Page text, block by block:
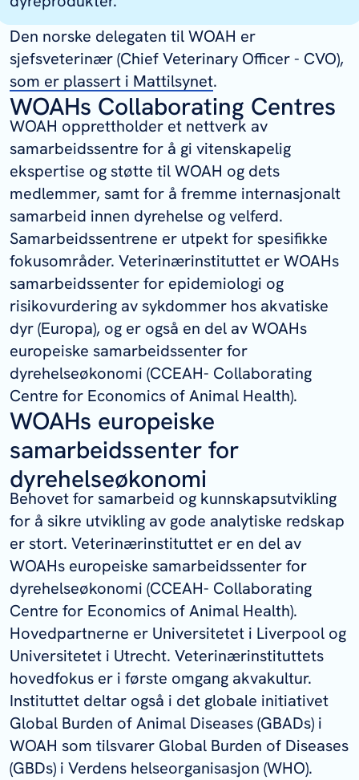
Samarbeid med WorldFish
fiskehelse, epidemiologi og
helseøkonomi i Afrika sør for Sahara
og Sør-Asia.Les mer her.
Aquatiq Animal Health (AHA)er et
prosjekt finansiert av Norad som skal
bidra til bærekraftig havbruksutvikling
i Afrika.Les mer her
Samarbeid med Food and Agriculture
Organization(FAO) for å utvikle et
konsept for Progressive Management
Pathway for Aquaculture Biosecurity.
Les mer her.
Ledelse av arbeidsgruppen tilG.
Salaris fra NASCO(North Atlantic
Salmon Conservation Organization).
Les mer her.
Den norske delegaten til WOAH er
sjefsveterinær (Chief Veterinary Officer - CVO),
som er plassert i Mattilsynet.
WOAHs Collaborating Centres
WOAH opprettholder et nettverk av
samarbeidssentre for å gi vitenskapelig
ekspertise og støtte til WOAH og dets
medlemmer, samt for å fremme internasjonalt
samarbeid innen dyrehelse og velferd.
Samarbeidssentrene er utpekt for spesifikke
fokusområder. Veterinærinstituttet er WOAHs
samarbeidssenter for epidemiologi og
risikovurdering av sykdommer hos akvatiske
dyr (Europa), og er også en del av WOAHs
europeiske samarbeidssenter for
dyrehelseøkonomi (CCEAH- Collaborating
Centre for Economics of Animal Health).
WOAHs europeiske
samarbeidssenter for
dyrehelseøkonomi
Behovet for samarbeid og kunnskapsutvikling
for å sikre utvikling av gode analytiske redskap
er stort. Veterinærinstituttet er en del av
WOAHs europeiske samarbeidssenter for
dyrehelseøkonomi (CCEAH- Collaborating
Centre for Economics of Animal Health).
Hovedpartnerne er Universitetet i Liverpool og
Universitetet i Utrecht. Veterinærinstituttets
hovedfokus er i første omgang akvakultur.
Instituttet deltar også i det globale initiativet
Global Burden of Animal Diseases (GBADs) i
WOAH som tilsvarer Global Burden of Diseases
(GBDs) i Verdens helseorganisasjon (WHO).